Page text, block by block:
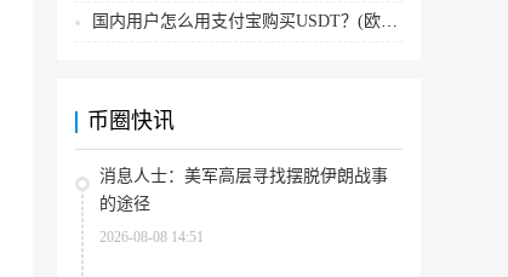
国内用户怎么用支付宝购买USDT？(欧易交易所为例)
币圈快讯
消息人士：美军高层寻找摆脱伊朗战事
的途径
2026-08-08 14:51